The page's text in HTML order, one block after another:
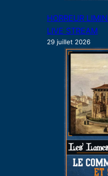
HORREUR
LIVE STREAM
29 juillet 2026